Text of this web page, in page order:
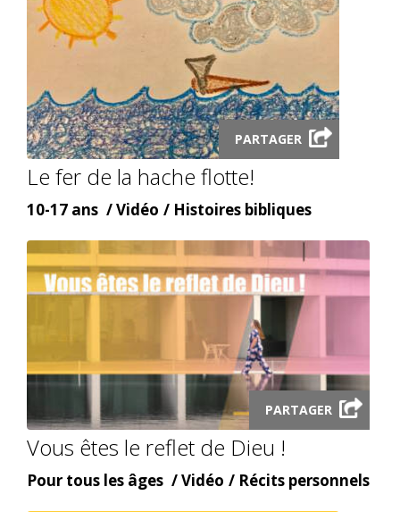
Launch
video
modal
PARTAGER
Le fer de la hache flotte!
Âge
10-17 ans
Content
Vidéo
Content
Histoires bibliques
Launch
video
modal
PARTAGER
Vous êtes le reflet de Dieu !
Âge
Pour tous les âges
Content
Vidéo
Content
Récits personnels